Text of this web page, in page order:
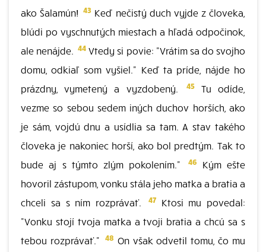
ako Šalamún! 43 Keď nečistý duch vyjde z človeka,
blúdi po vyschnutých miestach a hľadá odpočinok,
ale nenájde. 44 Vtedy si povie: "Vrátim sa do svojho
domu, odkiaľ som vyšiel." Keď ta príde, nájde ho
prázdny, vymetený a vyzdobený.
45Tu odíde,
vezme so sebou sedem iných duchov horších, ako
je sám, vojdú dnu a usídlia sa tam. A stav takého
človeka je nakoniec horší, ako bol predtým. Tak to
bude aj s týmto zlým pokolením."
46
Kým ešte
hovoril zástupom, vonku stála jeho matka a bratia a
chceli sa s ním rozprávať.
47Ktosi mu povedal:
"Vonku stojí tvoja matka a tvoji bratia a chcú sa s
tebou rozprávať." 48 On však odvetil tomu, čo mu